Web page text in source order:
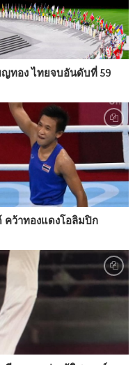
ญทอง ไทยจบอันดับที่ 59
คว้าทองแดงโอลิมปิก